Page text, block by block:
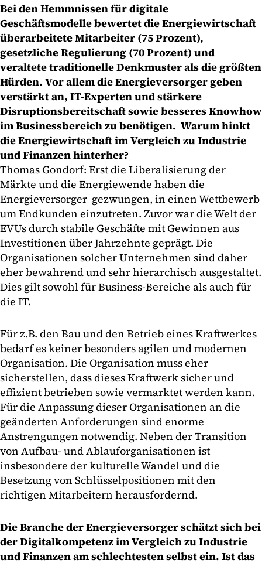
Bei den Hemmnissen für digitale
Geschäftsmodelle bewertet die Energiewirtschaft
überarbeitete Mitarbeiter (75 Prozent),
gesetzliche Regulierung (70 Prozent) und
veraltete traditionelle Denkmuster als die größten
Hürden. Vor allem die Energieversorger geben
verstärkt an, IT-Experten und stärkere
Disruptionsbereitschaft sowie besseres Knowhow
im Businessbereich zu benötigen. Warum hinkt
die Energiewirtschaft im Vergleich zu Industrie
und Finanzen hinterher?
Thomas Gondorf: Erst die Liberalisierung der
Märkte und die Energiewende haben die
Energieversorger gezwungen, in einen Wettbewerb
um Endkunden einzutreten. Zuvor war die Welt der
EVUs durch stabile Geschäfte mit Gewinnen aus
Investitionen über Jahrzehnte geprägt. Die
Organisationen solcher Unternehmen sind daher
eher bewahrend und sehr hierarchisch ausgestaltet.
Dies gilt sowohl für Business-Bereiche als auch für
die IT.
Für z.B. den Bau und den Betrieb eines Kraftwerkes
bedarf es keiner besonders agilen und modernen
Organisation. Die Organisation muss eher
sicherstellen, dass dieses Kraftwerk sicher und
effizient betrieben sowie vermarktet werden kann.
Für die Anpassung dieser Organisationen an die
geänderten Anforderungen sind enorme
Anstrengungen notwendig. Neben der Transition
von Aufbau- und Ablauforganisationen ist
insbesondere der kulturelle Wandel und die
Besetzung von Schlüsselpositionen mit den
richtigen Mitarbeitern herausfordernd.
Die Branche der Energieversorger schätzt sich bei
der Digitalkompetenz im Vergleich zu Industrie
und Finanzen am schlechtesten selbst ein. Ist das